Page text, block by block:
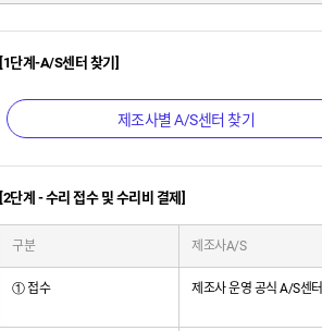
[1단계-A/S센터 찾기]
제조사별 A/S센터 찾기
[2단계 - 수리 접수 및 수리비 결제]
구분 제조사A/S
① 접수 제조사 운영 공식 A/S센터